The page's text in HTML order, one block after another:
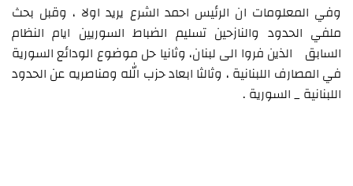
وفي المعلومات ان الرئيس احمد الشرع يريد اولا ، وقبل بحث
ملفي الحدود والنازحين تسليم الضباط السوريين ايام النظام
السابق الذين فروا الى لبنان، وثانيا حل موضوع الودائع السورية
في المصارف اللبنانية ، وثالثا ابعاد حزب الله ومناصريه عن الحدود
اللبنانية _ السورية .